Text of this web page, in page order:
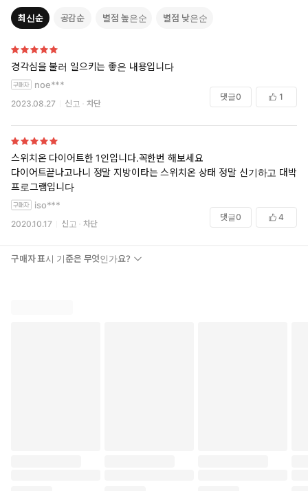
국내 한 유명 대기업에서 임직원 건강관리의 일환으로 박용우 박
사와 다이어트 프로젝트가 진행되었는데, 이 과정에서 그는 참가
자들의 데이터와 결과치를 토대로 업그레이드된 다이어트 프로
을 지켜보면서 살 빠지는 핵심이 ‘지방 대사’에 있음을 확인했으
며, 이 책을 통해 지방 대사가 체중감량에 어떤 영향을 미치는지
를 다이어트 참가자들의 생생한 리얼 스토리와 함께 알려준다. 체
한다.
최신순 공감순 별점 높은순 별점 낮은순
경각심을 불러 일으키는 좋은 내용입니다
noe***
2023.08.27 신고 차단
댓글0 1
스위치온 다이어트한 1인입니다.꼭한번 해보세요
다이어트끝나고나니 정말 지방이타는 스위치온 상태 정말 신기하고 대박
프로그램입니다
iso***
2020.10.17 신고 차단
댓글0 4
구매자 표시 기준은 무엇인가요?